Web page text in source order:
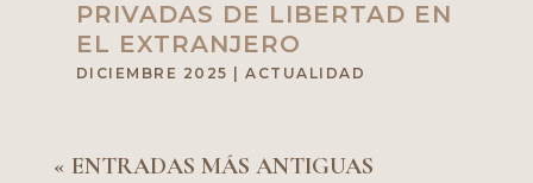
PRIVADAS DE LIBERTAD EN
EL EXTRANJERO
DICIEMBRE 2025 |ACTUALIDAD
« ENTRADAS MÁS ANTIGUAS